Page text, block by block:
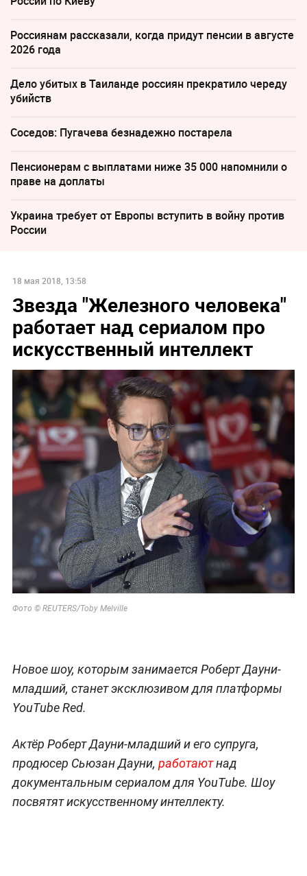
Россиянам рассказали, когда придут пенсии в августе
2026 года
Дело убитых в Таиланде россиян прекратило череду
убийств
Соседов: Пугачева безнадежно постарела
Пенсионерам с выплатами ниже 35 000 напомнили о
праве на доплаты
Украина требует от Европы вступить в войну против
России
18 мая 2018, 13:58
Звезда "Железного человека"
работает над сериалом про
искусственный интеллект
Фото © REUTERS/Toby Melville
Новое шоу, которым занимается Роберт Дауни-
младший, станет эксклюзивом для платформы
YouTube Red.
Актёр Роберт Дауни-младший и его супруга,
продюсер Сьюзан Дауни, работаютнад
документальным сериалом для YouTube. Шоу
посвятят искусственному интеллекту.